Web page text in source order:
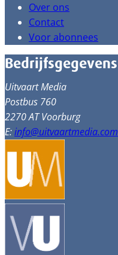
Over ons
Contact
Voor abonnees
Bedrijfsgegevens
Uitvaart Media
Postbus 760
2270 AT Voorburg
E:info@uitvaartmedia.com